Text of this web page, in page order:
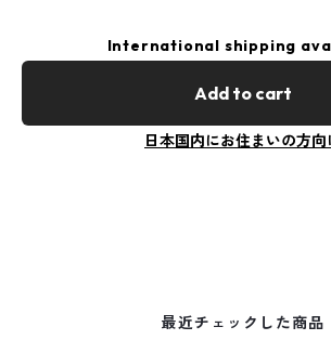
International shipping
Add to cart
日本国内にお住まいの方向
最近チェックした商品